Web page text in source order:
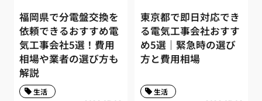
福岡県で分電盤交換を
依頼できるおすすめ電
気工事会社5選！費用
相場や業者の選び方も
解説
生活
東京都で即日対応でき
る電気工事会社おすす
め5選｜緊急時の選び
方と費用相場
生活